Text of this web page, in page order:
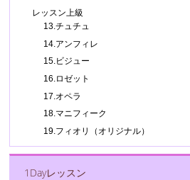
レッスン上級
13.チュチュ
14.アンフィレ
15.ビジュー
16.ロゼット
17.オペラ
18.マニフィーク
19.フィオリ（オリジナル）
1Dayレッスン